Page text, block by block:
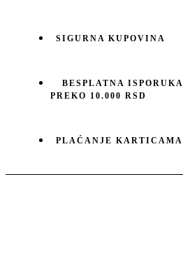
SIGURNA KUPOVINA
BESPLATNA ISPORUKA
PREKO 10.000 RSD
PLAĆANJE KARTICAMA